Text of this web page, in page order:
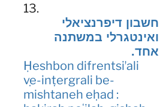
13.
חשבון דיפרנציאלי
ואינטגרלי במשתנה
אחד.
Ḥeshbon difrentsiʼali
ṿe-inṭergrali be-
mishtaneh eḥad :